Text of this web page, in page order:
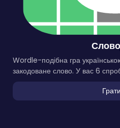
Wordle-подібна гра
закодоване слово. У вас 6
Грати